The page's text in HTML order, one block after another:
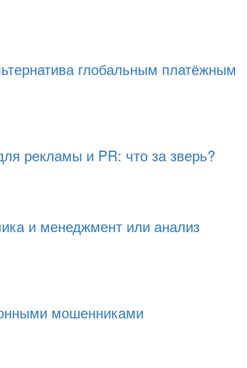
глобальным платёжным
рекламы и PR: что за зверь?
и менеджмент или анализ
мошенниками